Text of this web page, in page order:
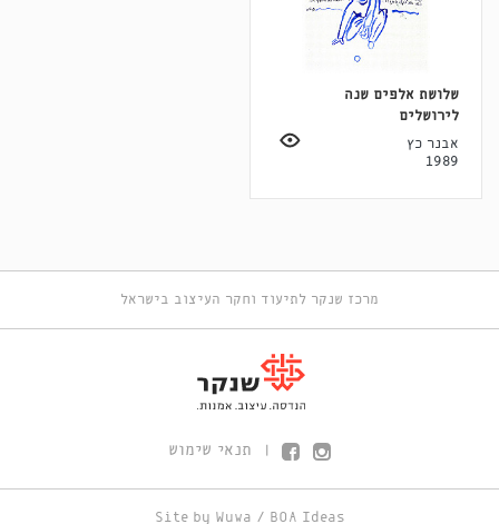
שלושת אלפים שנה
לירושלים
אבנר כץ
1989
מרכז שנקר לתיעוד וחקר העיצוב בישראל
תנאי שימוש
Site by Wuwa / BOA Ideas